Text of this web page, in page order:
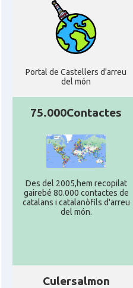
Portal de Castellers d'arreu
del món
75.000Contactes
Des del 2005,hem recopilat
gairebé 80.000 contactes de
catalans i catalanòfils d'arreu
del món.
Culersalmon